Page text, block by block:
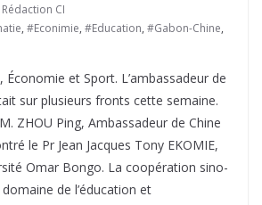
Rédaction CI
, #Econimie, #Education, #Gabon-Chine,
Économie et Sport. L’ambassadeur de
sur plusieurs fronts cette semaine.
ZHOU Ping, Ambassadeur de Chine
le Pr Jean Jacques Tony EKOMIE,
Omar Bongo. La coopération sino-
de l’éducation et